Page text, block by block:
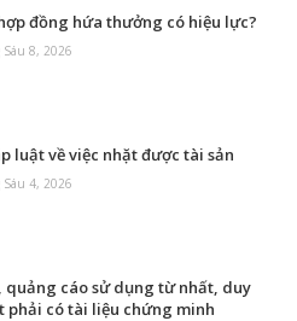
đồng hứa thưởng có hiệu lực?
Sáu 8, 2026
luật về việc nhặt được tài sản
Sáu 4, 2026
quảng cáo sử dụng từ nhất, duy
phải có tài liệu chứng minh